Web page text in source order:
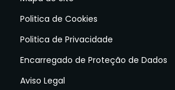
Politica de Cookies
Politica de Privacidade
Encarregado de Proteção de Dados
Aviso Legal